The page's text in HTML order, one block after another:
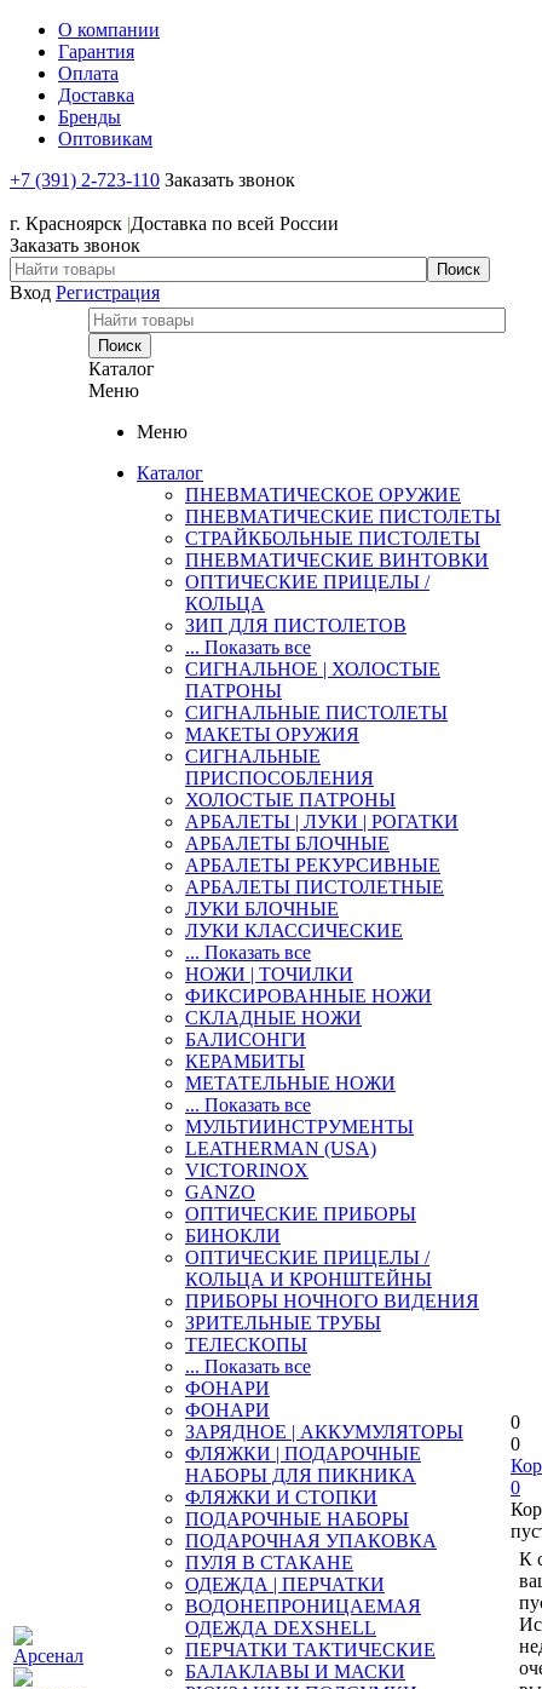
О компании
Гарантия
Оплата
Доставка
Бренды
Оптовикам
+7 (391) 2-723-110 Заказать звонок
г. Красноярск |Доставка по всей России
Заказать звонок
Вход Регистрация
Каталог
Меню
Меню
Каталог
ПНЕВМАТИЧЕСКОЕ ОРУЖИЕ
ПНЕВМАТИЧЕСКИЕ ПИСТОЛЕТЫ
СТРАЙКБОЛЬНЫЕ ПИСТОЛЕТЫ
ПНЕВМАТИЧЕСКИЕ ВИНТОВКИ
ОПТИЧЕСКИЕ ПРИЦЕЛЫ /
КОЛЬЦА
ЗИП ДЛЯ ПИСТОЛЕТОВ
... Показать все
СИГНАЛЬНОЕ | ХОЛОСТЫЕ
ПАТРОНЫ
СИГНАЛЬНЫЕ ПИСТОЛЕТЫ
МАКЕТЫ ОРУЖИЯ
СИГНАЛЬНЫЕ
ПРИСПОСОБЛЕНИЯ
ХОЛОСТЫЕ ПАТРОНЫ
АРБАЛЕТЫ | ЛУКИ | РОГАТКИ
АРБАЛЕТЫ БЛОЧНЫЕ
АРБАЛЕТЫ РЕКУРСИВНЫЕ
АРБАЛЕТЫ ПИСТОЛЕТНЫЕ
ЛУКИ БЛОЧНЫЕ
ЛУКИ КЛАССИЧЕСКИЕ
... Показать все
НОЖИ | ТОЧИЛКИ
ФИКСИРОВАННЫЕ НОЖИ
СКЛАДНЫЕ НОЖИ
БАЛИСОНГИ
КЕРАМБИТЫ
МЕТАТЕЛЬНЫЕ НОЖИ
... Показать все
МУЛЬТИИНСТРУМЕНТЫ
LEATHERMAN (USA)
VICTORINOX
GANZO
ОПТИЧЕСКИЕ ПРИБОРЫ
БИНОКЛИ
ОПТИЧЕСКИЕ ПРИЦЕЛЫ /
КОЛЬЦА И КРОНШТЕЙНЫ
ПРИБОРЫ НОЧНОГО ВИДЕНИЯ
ЗРИТЕЛЬНЫЕ ТРУБЫ
ТЕЛЕСКОПЫ
... Показать все
ФОНАРИ
ФОНАРИ
ЗАРЯДНОЕ | АККУМУЛЯТОРЫ
ФЛЯЖКИ | ПОДАРОЧНЫЕ
НАБОРЫ ДЛЯ ПИКНИКА
ФЛЯЖКИ И СТОПКИ
ПОДАРОЧНЫЕ НАБОРЫ
ПОДАРОЧНАЯ УПАКОВКА
ПУЛЯ В СТАКАНЕ
ОДЕЖДА | ПЕРЧАТКИ
ВОДОНЕПРОНИЦАЕМАЯ
ОДЕЖДА DEXSHELL
ПЕРЧАТКИ ТАКТИЧЕСКИЕ
БАЛАКЛАВЫ И МАСКИ
0
0
0
К